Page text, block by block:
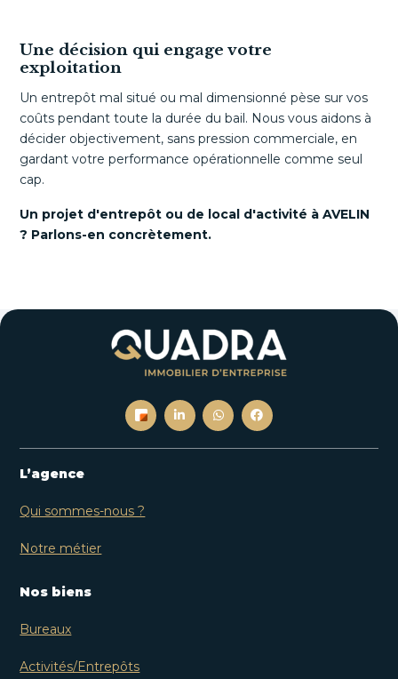
Une décision qui engage votre
exploitation
Un entrepôt mal situé ou mal dimensionné pèse sur vos
coûts pendant toute la durée du bail. Nous vous aidons à
décider objectivement, sans pression commerciale, en
gardant votre performance opérationnelle comme seul
cap.
Un projet d'entrepôt ou de local d'activité à AVELIN
? Parlons-en concrètement.
L’agence
Qui sommes-nous ?
Notre métier
Nos biens
Bureaux
Activités/Entrepôts